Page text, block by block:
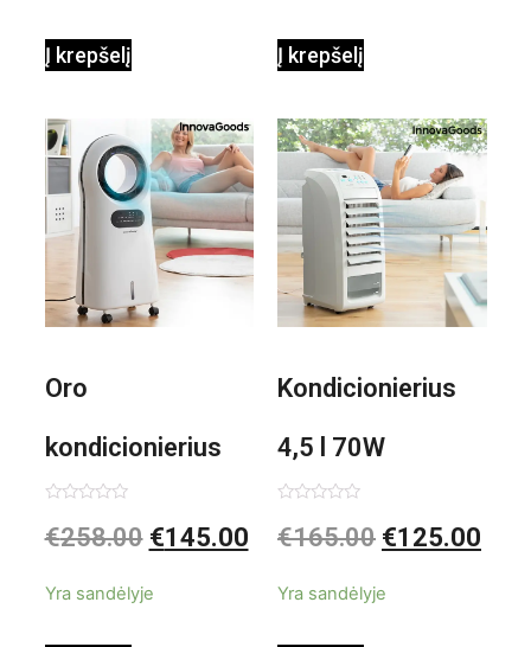
0,35 L 3 Bar
1000W
Į krepšelį
Shiatsu
Į krepšelį
Oro
kondicionierius
Evareer
0
iš
€258.00 €145.00
Yra sandėlyje
Kondicionierius
4,5 l 70W
nešiojamas,
0
iš
€165.00 €125.00
Yra sandėlyje